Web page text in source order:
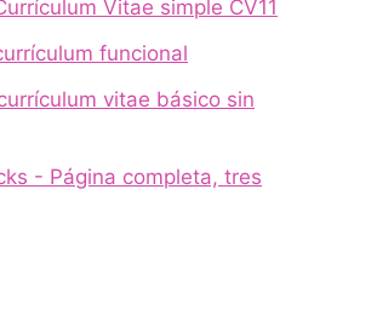
Vitae simple CV11
funcional
vitae básico sin
- Página completa, tres